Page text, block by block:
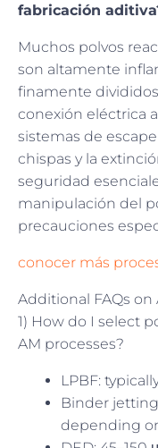
fabricación
Muchos polvos
son altamente
finamente
conexión eléctrica
sistemas de
chispas y la
seguridad
manipulación del
precauciones
conocer más
Additional FAQs
1) How do I select
AM processes?
LPBF:
Binder
depending